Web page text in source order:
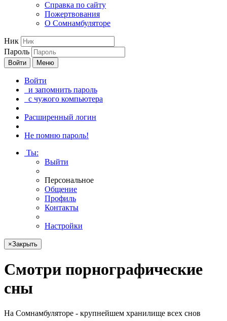
Справка по сайту
Пожертвования
О Сомнамбуляторе
Ник
Пароль
Войти Меню
Войти
и запомнить пароль
с чужого компьютера
Расширенный логин
Не помню пароль!
Ты:
Выйти
Персональное
Общение
Профиль
Контакты
Настройки
×Закрыть
Смотри порнографические
сны
На Сомнамбуляторе - крупнейшем хранилище всех снов